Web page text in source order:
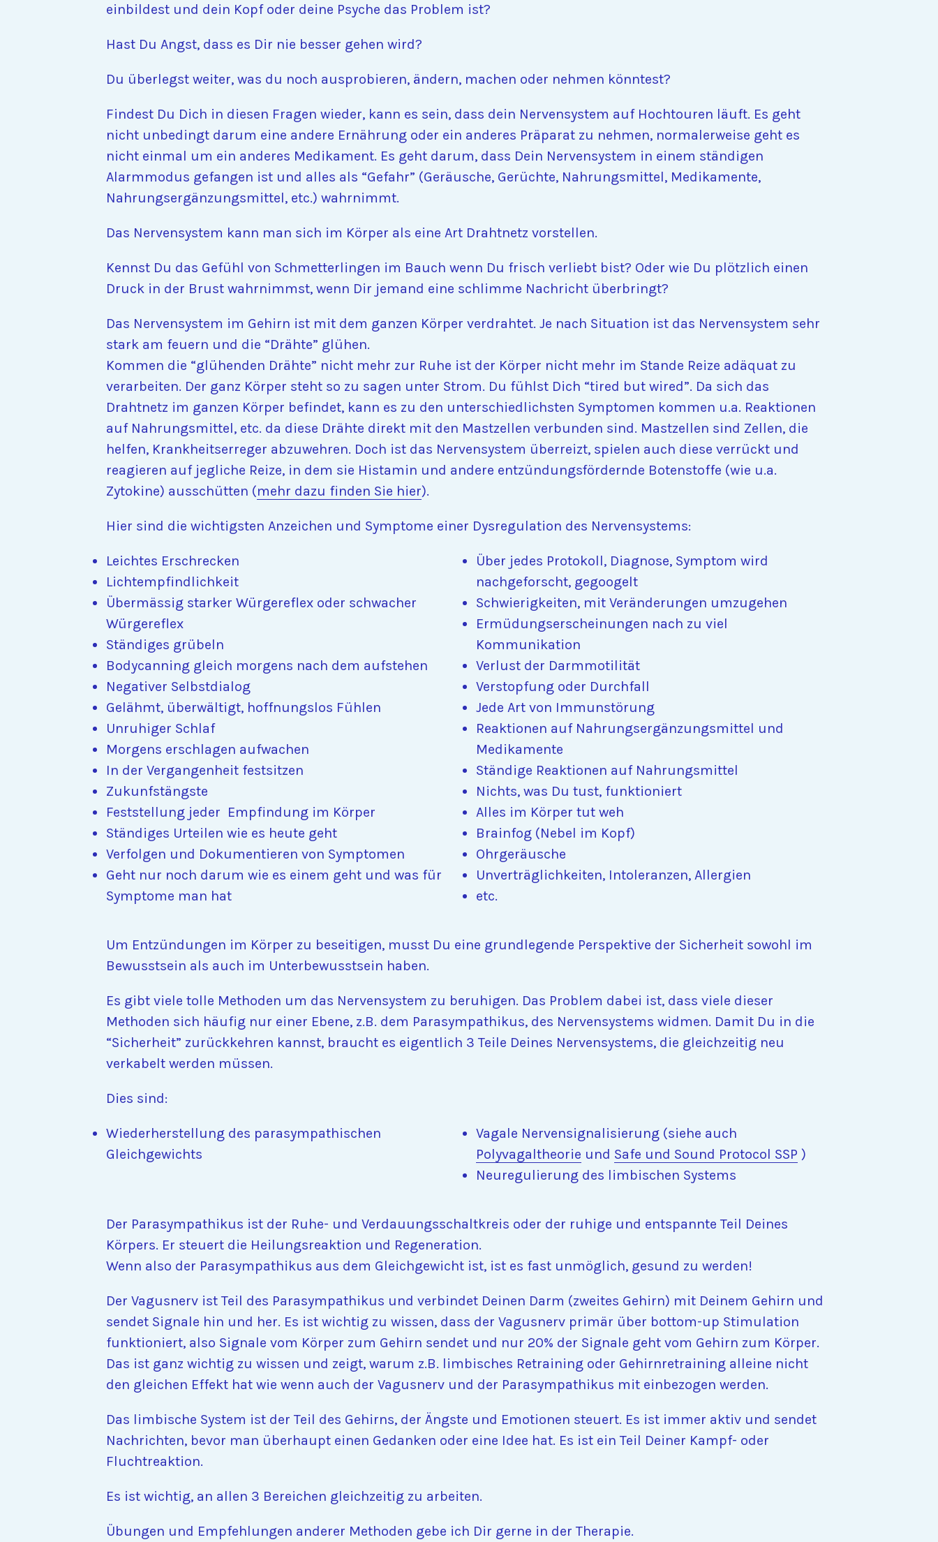
einbildest und dein Kopf oder deine Psyche das Problem ist?
Hast Du Angst, dass es Dir nie besser gehen wird?
Du überlegst weiter, was du noch ausprobieren, ändern, machen oder nehmen könntest?
Findest Du Dich in diesen Fragen wieder, kann es sein, dass dein Nervensystem auf Hochtouren läuft. Es geht
nicht unbedingt darum eine andere Ernährung oder ein anderes Präparat zu nehmen, normalerweise geht es
nicht einmal um ein anderes Medikament. Es geht darum, dass Dein Nervensystem in einem ständigen
Alarmmodus gefangen ist und alles als “Gefahr” (Geräusche, Gerüchte, Nahrungsmittel, Medikamente,
Nahrungsergänzungsmittel, etc.) wahrnimmt.
Das Nervensystem kann man sich im Körper als eine Art Drahtnetz vorstellen.
Kennst Du das Gefühl von Schmetterlingen im Bauch wenn Du frisch verliebt bist? Oder wie Du plötzlich einen
Druck in der Brust wahrnimmst, wenn Dir jemand eine schlimme Nachricht überbringt?
Das Nervensystem im Gehirn ist mit dem ganzen Körper verdrahtet. Je nach Situation ist das Nervensystem sehr
stark am feuern und die “Drähte” glühen.
Kommen die “glühenden Drähte” nicht mehr zur Ruhe ist der Körper nicht mehr im Stande Reize adäquat zu
verarbeiten. Der ganz Körper steht so zu sagen unter Strom. Du fühlst Dich “tired but wired”. Da sich das
Drahtnetz im ganzen Körper befindet, kann es zu den unterschiedlichsten Symptomen kommen u.a. Reaktionen
auf Nahrungsmittel, etc. da diese Drähte direkt mit den Mastzellen verbunden sind. Mastzellen sind Zellen, die
helfen, Krankheitserreger abzuwehren. Doch ist das Nervensystem überreizt, spielen auch diese verrückt und
reagieren auf jegliche Reize, in dem sie Histamin und andere entzündungsfördernde Botenstoffe (wie u.a.
Zytokine) ausschütten (mehr dazu finden Sie hier).
Hier sind die wichtigsten Anzeichen und Symptome einer Dysregulation des Nervensystems:
Leichtes Erschrecken
Lichtempfindlichkeit
Übermässig starker Würgereflex oder schwacher
Würgereflex
Ständiges grübeln
Bodycanning gleich morgens nach dem aufstehen
Negativer Selbstdialog
Gelähmt, überwältigt, hoffnungslos Fühlen
Unruhiger Schlaf
Morgens erschlagen aufwachen
In der Vergangenheit festsitzen
Zukunfstängste
Feststellung jeder Empfindung im Körper
Ständiges Urteilen wie es heute geht
Verfolgen und Dokumentieren von Symptomen
Geht nur noch darum wie es einem geht und was für
Symptome man hat
Über jedes Protokoll, Diagnose, Symptom wird
nachgeforscht, gegoogelt
Schwierigkeiten, mit Veränderungen umzugehen
Ermüdungserscheinungen nach zu viel
Kommunikation
Verlust der Darmmotilität
Verstopfung oder Durchfall
Jede Art von Immunstörung
Reaktionen auf Nahrungsergänzungsmittel und
Medikamente
Ständige Reaktionen auf Nahrungsmittel
Nichts, was Du tust, funktioniert
Alles im Körper tut weh
Brainfog (Nebel im Kopf)
Ohrgeräusche
Unverträglichkeiten, Intoleranzen, Allergien
etc.
Um Entzündungen im Körper zu beseitigen, musst Du eine grundlegende Perspektive der Sicherheit sowohl im
Bewusstsein als auch im Unterbewusstsein haben.
Es gibt viele tolle Methoden um das Nervensystem zu beruhigen. Das Problem dabei ist, dass viele dieser
Methoden sich häufig nur einer Ebene, z.B. dem Parasympathikus, des Nervensystems widmen. Damit Du in die
“Sicherheit” zurückkehren kannst, braucht es eigentlich 3 Teile Deines Nervensystems, die gleichzeitig neu
verkabelt werden müssen.
Dies sind:
Wiederherstellung des parasympathischen
Gleichgewichts
Vagale Nervensignalisierung (siehe auch
Polyvagaltheorie und Safe und Sound Protocol SSP )
Neuregulierung des limbischen Systems
Der Parasympathikus ist der Ruhe- und Verdauungsschaltkreis oder der ruhige und entspannte Teil Deines
Körpers. Er steuert die Heilungsreaktion und Regeneration.
Wenn also der Parasympathikus aus dem Gleichgewicht ist, ist es fast unmöglich, gesund zu werden!
Der Vagusnerv ist Teil des Parasympathikus und verbindet Deinen Darm (zweites Gehirn) mit Deinem Gehirn und
sendet Signale hin und her. Es ist wichtig zu wissen, dass der Vagusnerv primär über bottom-up Stimulation
funktioniert, also Signale vom Körper zum Gehirn sendet und nur 20% der Signale geht vom Gehirn zum Körper.
Das ist ganz wichtig zu wissen und zeigt, warum z.B. limbisches Retraining oder Gehirnretraining alleine nicht
den gleichen Effekt hat wie wenn auch der Vagusnerv und der Parasympathikus mit einbezogen werden.
Das limbische System ist der Teil des Gehirns, der Ängste und Emotionen steuert. Es ist immer aktiv und sendet
Nachrichten, bevor man überhaupt einen Gedanken oder eine Idee hat. Es ist ein Teil Deiner Kampf- oder
Fluchtreaktion.
Es ist wichtig, an allen 3 Bereichen gleichzeitig zu arbeiten.
Übungen und Empfehlungen anderer Methoden gebe ich Dir gerne in der Therapie.